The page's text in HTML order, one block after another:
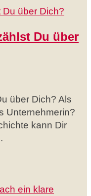
Du über
über Dich? Als
Unternehmerin?
kann Dir